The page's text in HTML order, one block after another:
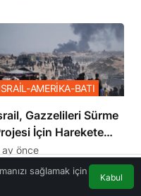
Gazzelileri Sürme
İçin Harekete
AMERİKA-BATI
ay önce
sağlamak için
Kabul
Trafik